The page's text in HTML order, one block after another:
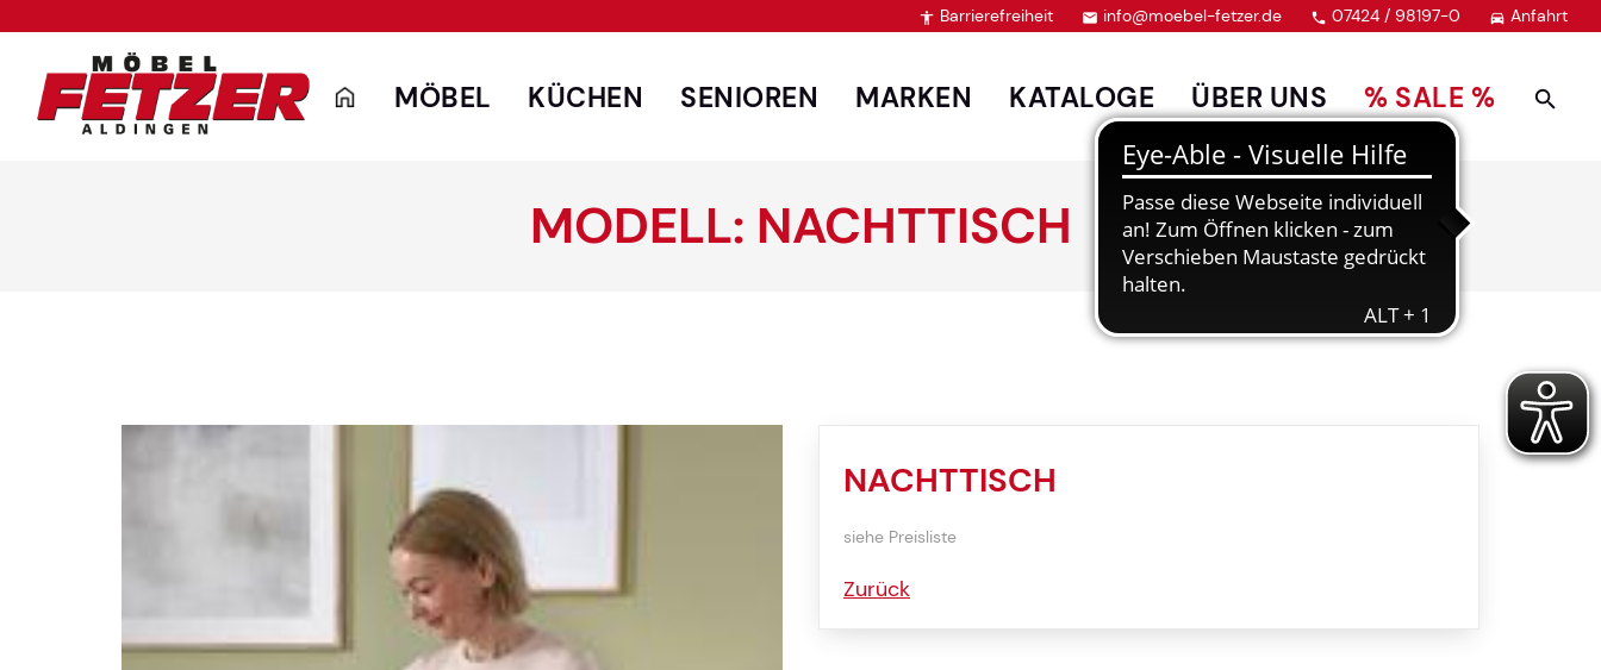
 Barrierefreiheit  info@moebel-fetzer.de  07424 / 98197-0  Anfahrt
MÖBEL KÜCHEN SENIOREN MARKEN KATALOGE ÜBER UNS % SALE %
MODELL: NACHTTISCH
NACHTTISCH
siehe Preisliste
Zurück